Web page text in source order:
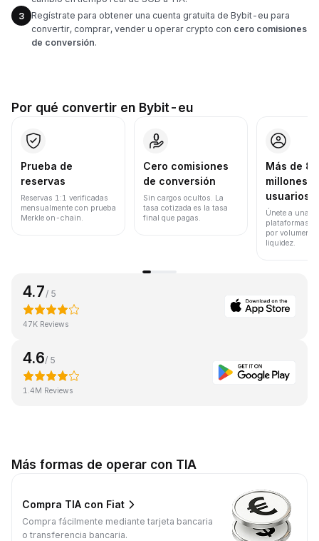
3
Regístrate para obtener una cuenta gratuita de Bybit-eu para
convertir, comprar, vender u operar crypto con cero comisiones
de conversión.
Por qué convertir en Bybit-eu
Prueba de
reservas
Reservas 1:1 verificadas
mensualmente con prueba
Merkle on-chain.
Cero comisiones
de conversión
Sin cargos ocultos. La
tasa cotizada es la tasa
final que pagas.
Más de 86
millones
usuarios
Únete a una
plataformas
por volumen
liquidez.
4.7 / 5
47K Reviews
4.6/ 5
1.4M Reviews
Más formas de operar con TIA
Compra TIA con Fiat
Compra fácilmente mediante tarjeta bancaria
o transferencia bancaria.